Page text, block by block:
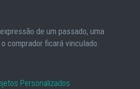
de um passado, uma
comprador ficará vinculado.
Personalizados